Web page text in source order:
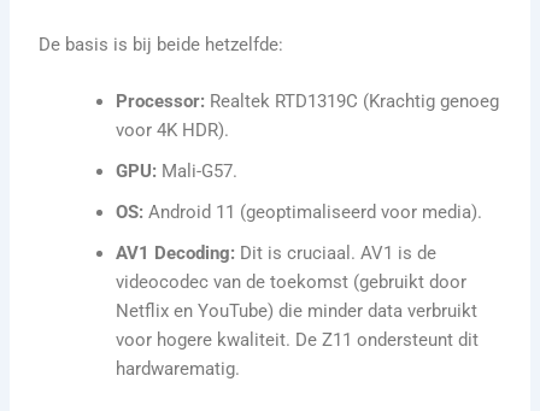
De basis is bij beide hetzelfde:
Processor: Realtek RTD1319C (Krachtig genoeg
voor 4K HDR).
GPU: Mali-G57.
OS: Android 11 (geoptimaliseerd voor media).
AV1 Decoding: Dit is cruciaal. AV1 is de
videocodec van de toekomst (gebruikt door
Netflix en YouTube) die minder data verbruikt
voor hogere kwaliteit. De Z11 ondersteunt dit
hardwarematig.